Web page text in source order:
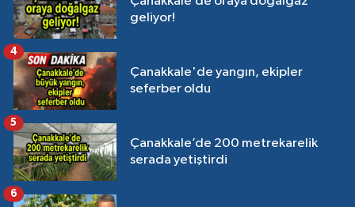
geliyor!
Çanakkale'de yangın, ekipler
seferber oldu
4
Çanakkale’de 200 metrekarelik
serada yetiştirdi
5
6